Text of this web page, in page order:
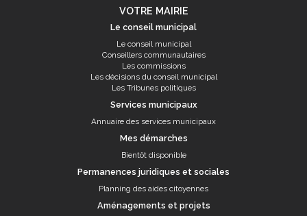
VOTRE MAIRIE
Le conseil municipal
Le conseil municipal
Conseillers communautaires
Les commissions
Les décisions du conseil municipal
Les Tribunes politiques
Services municipaux
Annuaire des services municipaux
Mes démarches
Bientôt disponible
Permanences juridiques et sociales
Planning des aides citoyennes
Aménagements et projets